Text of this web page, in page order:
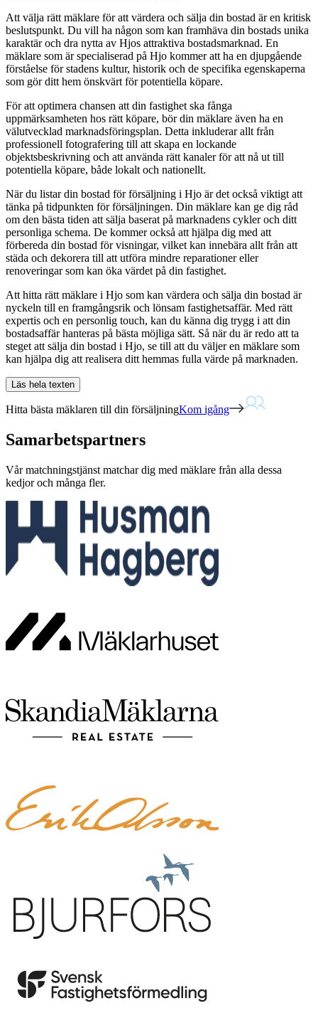
Att välja rätt mäklare för att värdera och sälja din bostad är en kritisk
beslutspunkt. Du vill ha någon som kan framhäva din bostads unika
karaktär och dra nytta av Hjos attraktiva bostadsmarknad. En
mäklare som är specialiserad på Hjo kommer att ha en djupgående
förståelse för stadens kultur, historik och de specifika egenskaperna
som gör ditt hem önskvärt för potentiella köpare.
För att optimera chansen att din fastighet ska fånga
uppmärksamheten hos rätt köpare, bör din mäklare även ha en
välutvecklad marknadsföringsplan. Detta inkluderar allt från
professionell fotografering till att skapa en lockande
objektsbeskrivning och att använda rätt kanaler för att nå ut till
potentiella köpare, både lokalt och nationellt.
När du listar din bostad för försäljning i Hjo är det också viktigt att
tänka på tidpunkten för försäljningen. Din mäklare kan ge dig råd
om den bästa tiden att sälja baserat på marknadens cykler och ditt
personliga schema. De kommer också att hjälpa dig med att
förbereda din bostad för visningar, vilket kan innebära allt från att
städa och dekorera till att utföra mindre reparationer eller
renoveringar som kan öka värdet på din fastighet.
Att hitta rätt mäklare i Hjo som kan värdera och sälja din bostad är
nyckeln till en framgångsrik och lönsam fastighetsaffär. Med rätt
expertis och en personlig touch, kan du känna dig trygg i att din
bostadsaffär hanteras på bästa möjliga sätt. Så när du är redo att ta
steget att sälja din bostad i Hjo, se till att du väljer en mäklare som
kan hjälpa dig att realisera ditt hemmas fulla värde på marknaden.
Läs hela texten
Hitta bästa mäklaren till din försäljningKom igång
Samarbetspartners
Vår matchningstjänst matchar dig med mäklare från alla dessa
kedjor och många fler.